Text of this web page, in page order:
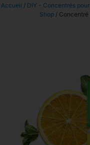
Accueil / DIY - Concentrés
Shop / Concentré